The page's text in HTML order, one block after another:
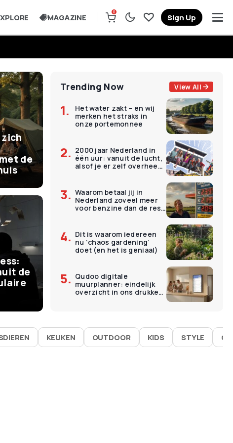
MAGAZINE
0
Sign Up
kosten
– en dat is precies
goed werken
de
de
Trending Now View All
Het water zakt – en wij
merken het straks in
onze portemonnee
2000 jaar Nederland in
één uur: vanuit de lucht,
alsof je er zelf overheen
Waarom betaal jij in
Nederland zoveel meer
voor benzine dan de rest
Dit is waarom iedereen
nu ‘chaos gardening’
doet (en het is geniaal)
Qudoo digitale
muurplanner: eindelijk
overzicht in ons drukke
KEUKEN OUTDOOR KIDS STYLE